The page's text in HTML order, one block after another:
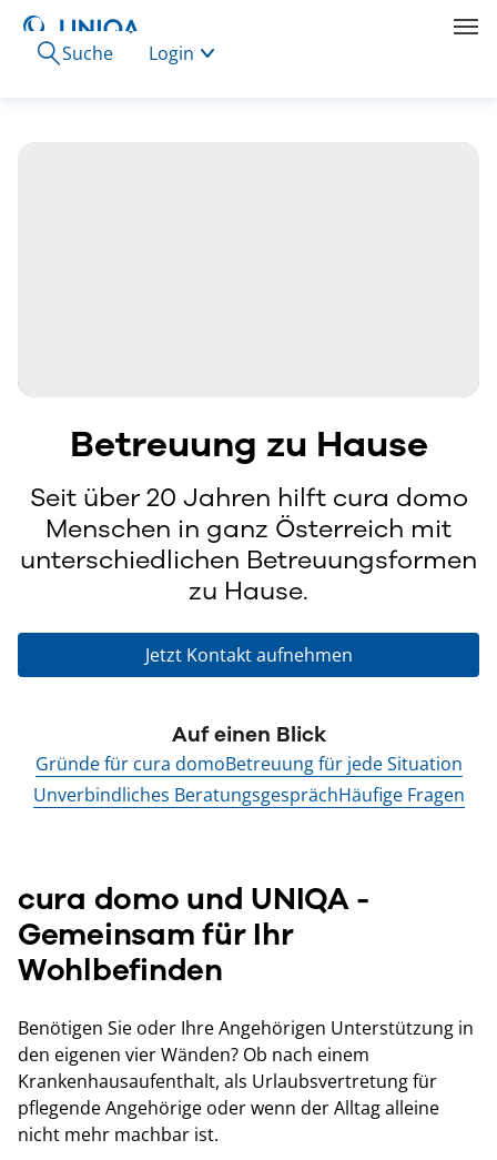
Suche Login
Betreuung zu Hause
Seit über 20 Jahren hilft cura domo
Menschen in ganz Österreich mit
unterschiedlichen Betreuungsformen
zu Hause.
Jetzt Kontakt aufnehmen
Auf einen Blick
Gründe für cura domoBetreuung für jede Situation
Unverbindliches BeratungsgesprächHäufige Fragen
cura domo und UNIQA -
Gemeinsam für Ihr
Wohlbefinden
Benötigen Sie oder Ihre Angehörigen Unterstützung in
den eigenen vier Wänden? Ob nach einem
Krankenhausaufenthalt, als Urlaubsvertretung für
pflegende Angehörige oder wenn der Alltag alleine
nicht mehr machbar ist.